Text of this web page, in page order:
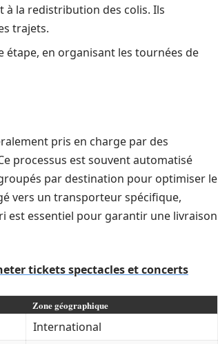
à la redistribution des colis. Ils
trajets.
étape, en organisant les tournées de
pris en charge par des
processus est souvent automatisé
par destination pour optimiser le
vers un transporteur spécifique,
est essentiel pour garantir une livraison
tickets spectacles et concerts
Zone géographique
International